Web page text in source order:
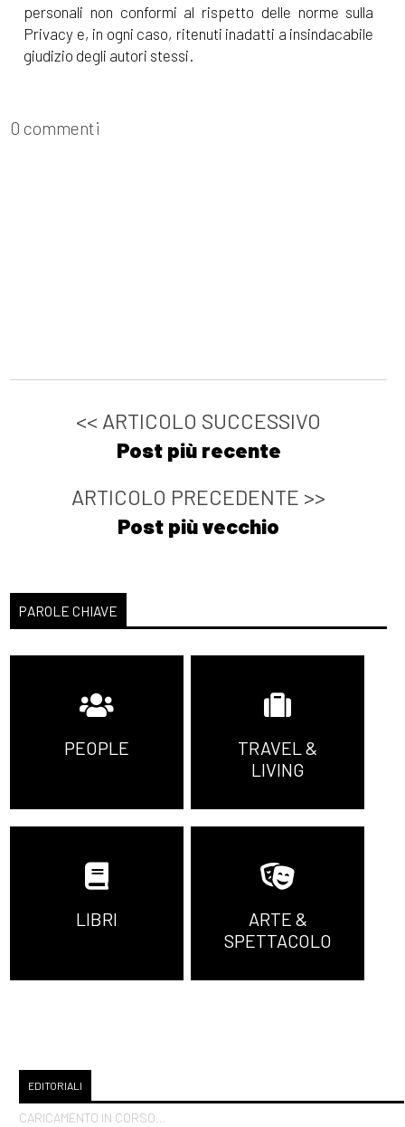
personali non conformi al rispetto delle norme sulla
Privacy e, in ogni caso, ritenuti inadatti a insindacabile
giudizio degli autori stessi.
0 commenti
<< ARTICOLO SUCCESSIVO
Post più recente
ARTICOLO PRECEDENTE >>
Post più vecchio
PAROLE CHIAVE
PEOPLE
TRAVEL &
LIVING
LIBRI
ARTE &
SPETTACOLO
EDITORIALI
CARICAMENTO IN CORSO...